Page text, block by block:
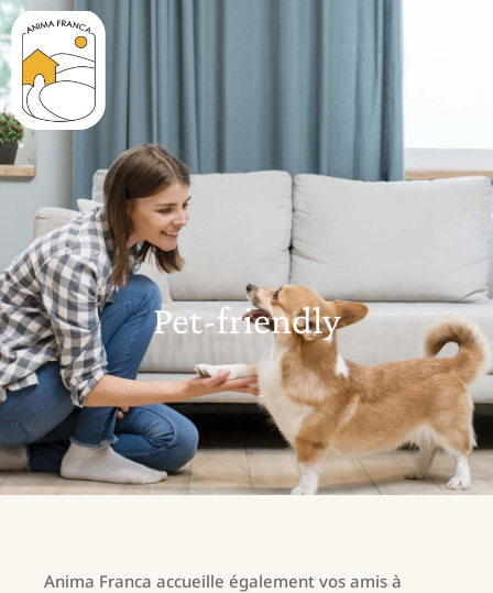
Pet-friendly
Anima Franca accueille également vos amis à